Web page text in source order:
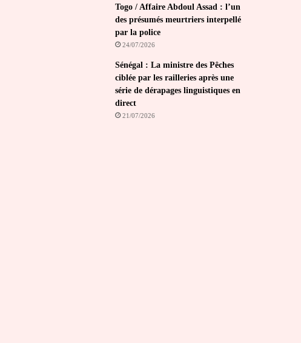
Togo / Affaire Abdoul Assad : l’un
des présumés meurtriers interpellé
par la police
24/07/2026
Sénégal : La ministre des Pêches
ciblée par les railleries après une
série de dérapages linguistiques en
direct
21/07/2026